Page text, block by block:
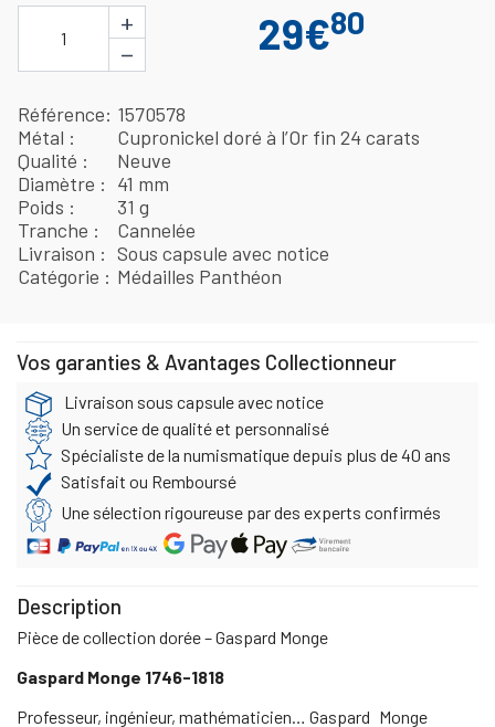
1
+
−
29€80
Référence 1570578
Métal
Cupronickel doré à l’Or fin 24 carats
Qualité
Neuve
Diamètre
41 mm
Poids
31 g
Tranche
Cannelée
Livraison
Sous capsule avec notice
Catégorie
Médailles Panthéon
Vos garanties & Avantages Collectionneur
Livraison sous capsule avec notice
Un service de qualité et personnalisé
Spécialiste de la numismatique depuis plus de 40 ans
Satisfait ou Remboursé
Une sélection rigoureuse par des experts confirmés
Description
Pièce de collection dorée – Gaspard Monge
Gaspard Monge 1746-1818
Professeur, ingénieur, mathématicien… Gaspard Monge